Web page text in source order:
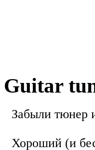
Guitar
Забыли тюнер
Хороший (и